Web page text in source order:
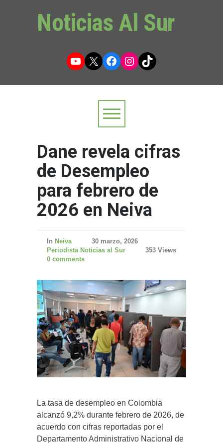
Noticias Al Sur
YouTube
X Facebook
Instagram
TikTok
Dane revela cifras
de Desempleo
para febrero de
2026 en Neiva
In Neiva
30 marzo, 2026
Periodista Noticias al Sur
353 Views
0 comments
La tasa de desempleo en Colombia
alcanzó 9,2% durante febrero de 2026, de
acuerdo con cifras reportadas por el
Departamento Administrativo Nacional de